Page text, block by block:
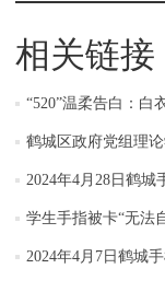
相关链接
“520”温柔告白：白
鹤城区政府党组理
2024年4月28日鹤城
学生手指被卡“无法
2024年4月7日鹤城